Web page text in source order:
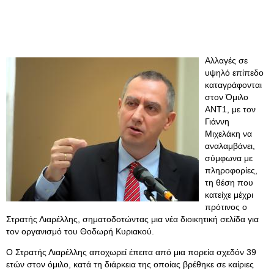
Αλλαγές σε
υψηλό επίπεδο
καταγράφονται
στον Όμιλο
ANT1, με τον
Γιάννη
Μιχελάκη να
αναλαμβάνει,
σύμφωνα με
πληροφορίες,
τη θέση που
κατείχε μέχρι
πρότινος ο
Στρατής Λιαρέλλης, σηματοδοτώντας μια νέα διοικητική σελίδα για
τον οργανισμό του Θοδωρή Κυριακού.
Ο Στρατής Λιαρέλλης αποχωρεί έπειτα από μια πορεία σχεδόν 39
ετών στον όμιλο, κατά τη διάρκεια της οποίας βρέθηκε σε καίριες